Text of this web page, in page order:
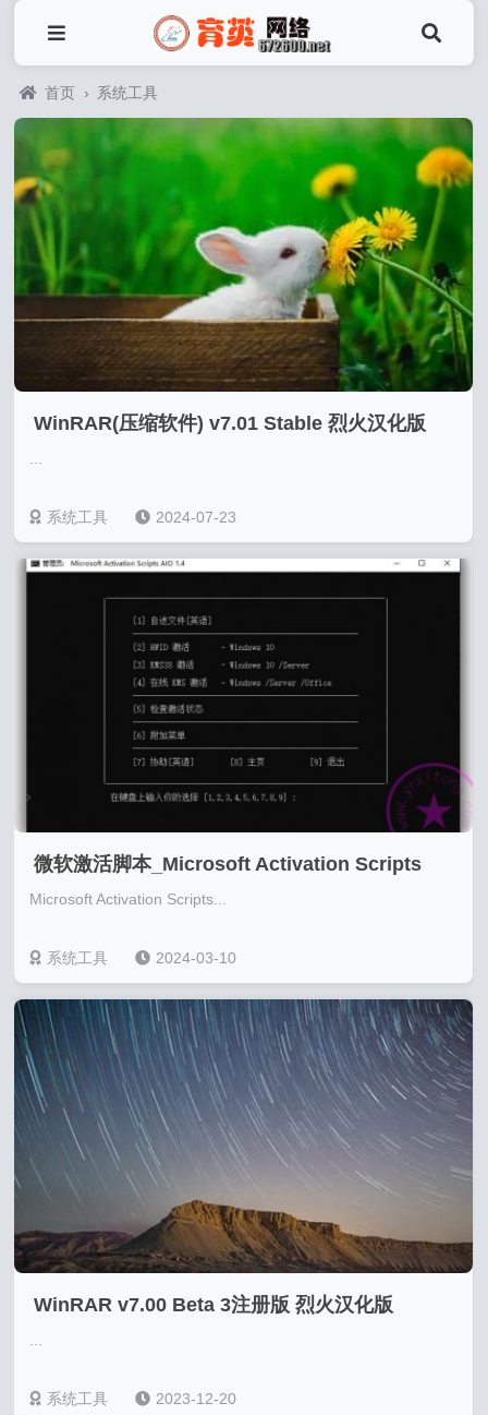
首页 › 系统工具
WinRAR(压缩软件) v7.01 Stable 烈火汉化版
系统工具 2024-07-23
微软激活脚本_Microsoft Activation Scripts
2.0_中文版
Microsoft Activation Scripts...
系统工具 2024-03-10
WinRAR v7.00 Beta 3注册版 烈火汉化版
系统工具 2023-12-20